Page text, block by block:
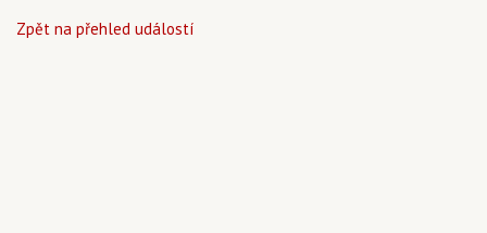
Zpět na přehled událostí